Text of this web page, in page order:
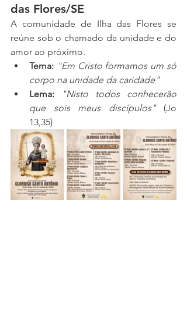
das Flores/SE
A comunidade de Ilha das Flores se
reúne sob o chamado da unidade e do
amor ao próximo.
Tema: "Em Cristo formamos um só
corpo na unidade da caridade"
Lema:
"Nisto todos conhecerão
que sois meus discípulos" (Jo
13,35)